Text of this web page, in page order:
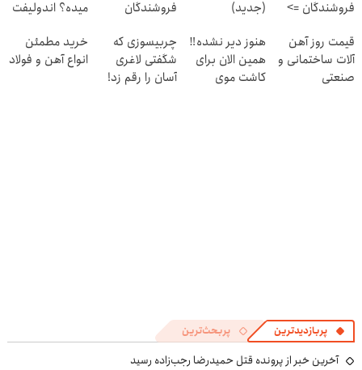
فروشندگان =>
ثبت کن
(جدید) فروشندگان
میده؟ اندولیفت
🔰
قیمت روز آهن
آلات ساختمانی و
صنعتی
هنوز دیر نشده‼️
همین الان برای
کاشت موی
چربیسوزی که
شگفتی لاغری
آسان را رقم زد!
خرید مطمئن
انواع آهن و فولاد
پربازدیدترین پربحث‌ترین
آخرین خبر از پرونده قتل حمیدرضا رجب‌زاده رسید